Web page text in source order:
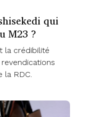
qui
M23 ?
la crédibilité
la RDC.